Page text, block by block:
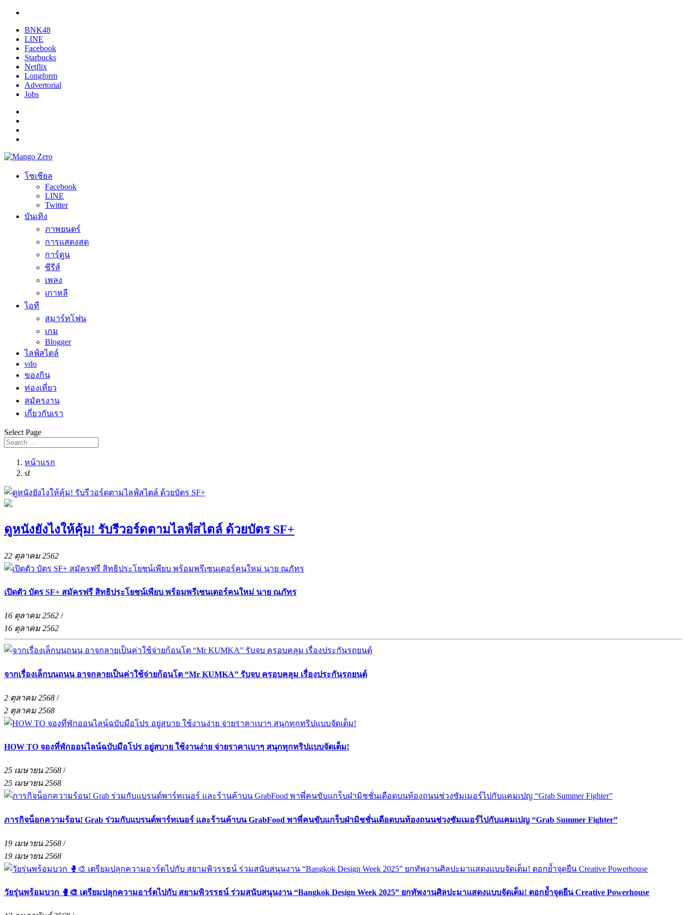
BNK48
LINE
Facebook
Starbucks
Netflix
Longform
Advertorial
Jobs
โซเชียล
Facebook
LINE
Twitter
บันเทิง
ภาพยนตร์
การแสดงสด
การ์ตูน
ซีรีส์
เพลง
เกาหลี
ไอที
สมาร์ทโฟน
เกม
Blogger
ไลฟ์สไตล์
vdo
ของกิน
ท่องเที่ยว
สมัครงาน
เกี่ยวกับเรา
Select Page
หน้าแรก
sf
ดูหนังยังไงให้คุ้ม! รับรีวอร์ดตามไลฟ์สไตล์ ด้วยบัตร SF+
22 ตุลาคม 2562
เปิดตัว บัตร SF+ สมัครฟรี สิทธิประโยชน์เพียบ พร้อมพรีเซนเตอร์คนใหม่ นาย ณภัทร
16 ตุลาคม 2562 /
16 ตุลาคม 2562
จากเรื่องเล็กบนถนน อาจกลายเป็นค่าใช้จ่ายก้อนโต “Mr KUMKA” รับจบ ครอบคลุม เรื่องประกันรถยนต์
2 ตุลาคม 2568 /
2 ตุลาคม 2568
HOW TO จองที่พักออนไลน์ฉบับมือโปร อยู่สบาย ใช้งานง่าย จ่ายราคาเบาๆ สนุกทุกทริปแบบจัดเต็ม!
25 เมษายน 2568 /
25 เมษายน 2568
ภารกิจน็อกความร้อน! Grab ร่วมกับแบรนด์พาร์ทเนอร์ และร้านค้าบน GrabFood พาพี่คนขับแกร็บฝ่ามิชชั่นเดือดบนท้องถนนช่วงซัมเมอร์ไปกับแคมเปญ “Grab Summer Fighter”
19 เมษายน 2568 /
19 เมษายน 2568
วัยรุ่นพร้อมบวก 🥊🎨 เตรียมปลุกความอาร์ตไปกับ สยามพิวรรธน์ ร่วมสนับสนุนงาน “Bangkok Design Week 2025” ยกทัพงานศิลปะมาแสดงแบบจัดเต็ม! ตอกย้ำจุดยืน Creative Powerhouse